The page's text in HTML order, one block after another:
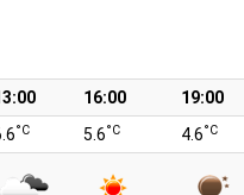
16:00 19:00
°C 5.6°C 4.6°C